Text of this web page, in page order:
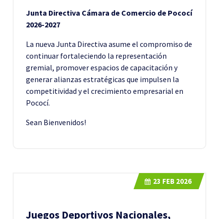
Junta Directiva Cámara de Comercio de Pococí
2026-2027
La nueva Junta Directiva asume el compromiso de
continuar fortaleciendo la representación
gremial, promover espacios de capacitación y
generar alianzas estratégicas que impulsen la
competitividad y el crecimiento empresarial en
Pococí.
Sean Bienvenidos!
Juegos Deportivos Nacionales,
23 FEB 2026